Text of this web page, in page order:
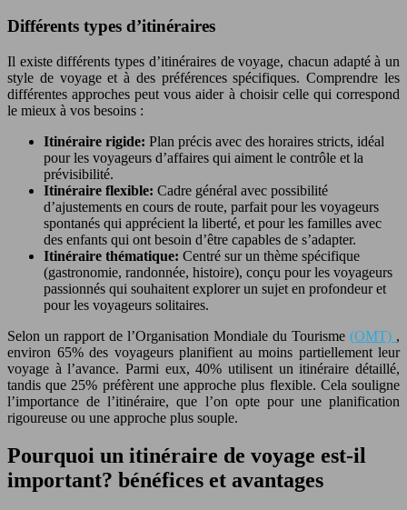
Différents types d’itinéraires
Il existe différents types d’itinéraires de voyage, chacun adapté à un
style de voyage et à des préférences spécifiques. Comprendre les
différentes approches peut vous aider à choisir celle qui correspond
le mieux à vos besoins :
Itinéraire rigide: Plan précis avec des horaires stricts, idéal
pour les voyageurs d’affaires qui aiment le contrôle et la
prévisibilité.
Itinéraire flexible: Cadre général avec possibilité
d’ajustements en cours de route, parfait pour les voyageurs
spontanés qui apprécient la liberté, et pour les familles avec
des enfants qui ont besoin d’être capables de s’adapter.
Itinéraire thématique: Centré sur un thème spécifique
(gastronomie, randonnée, histoire), conçu pour les voyageurs
passionnés qui souhaitent explorer un sujet en profondeur et
pour les voyageurs solitaires.
Selon un rapport de l’Organisation Mondiale du Tourisme (OMT) ,
environ 65% des voyageurs planifient au moins partiellement leur
voyage à l’avance. Parmi eux, 40% utilisent un itinéraire détaillé,
tandis que 25% préfèrent une approche plus flexible. Cela souligne
l’importance de l’itinéraire, que l’on opte pour une planification
rigoureuse ou une approche plus souple.
Pourquoi un itinéraire de voyage est-il
important? bénéfices et avantages